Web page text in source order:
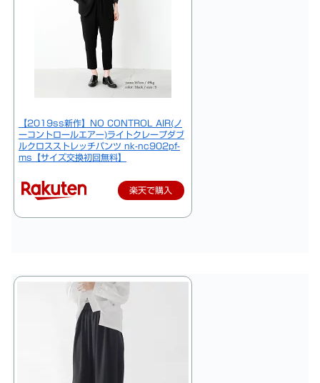
【2019ss新作】NO CONTROL AIR(ノ
ーコントロールエアー)ライトクレープダブ
ルクロスストレッチパンツ nk-nc902pf-
ms【サイズ交換初回無料】
楽天で購入